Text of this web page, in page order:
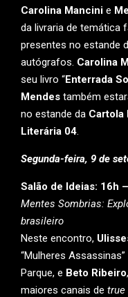
Carolina Mancini e
da livraria de temática
presentes no estande
autógrafos. Carolina
seu livro “Enterrada
Mendes também
no estande da Cartola
Literária 04.
Segunda-feira, 9 de
Salão de Ideias: 16h
Mentes Sombrias:
brasileiro
Neste encontro,
“Mulheres
Parque, e Beto Ribeiro
maiores canais de true